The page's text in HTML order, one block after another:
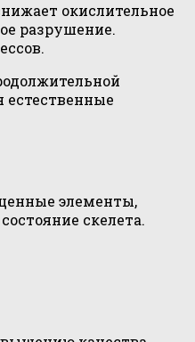
окислительное
разрушение.
естественные
элементы,
скелета.